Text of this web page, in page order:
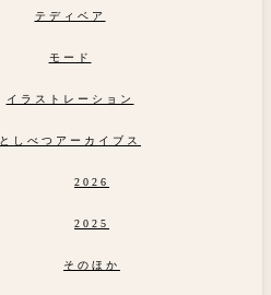
テディベア
モード
イラストレーション
としべつアーカイブス
2026
2025
そのほか